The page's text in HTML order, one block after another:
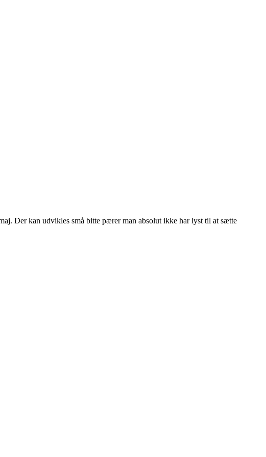
Der kan udvikles små bitte pærer man absolut ikke har lyst til at sætte